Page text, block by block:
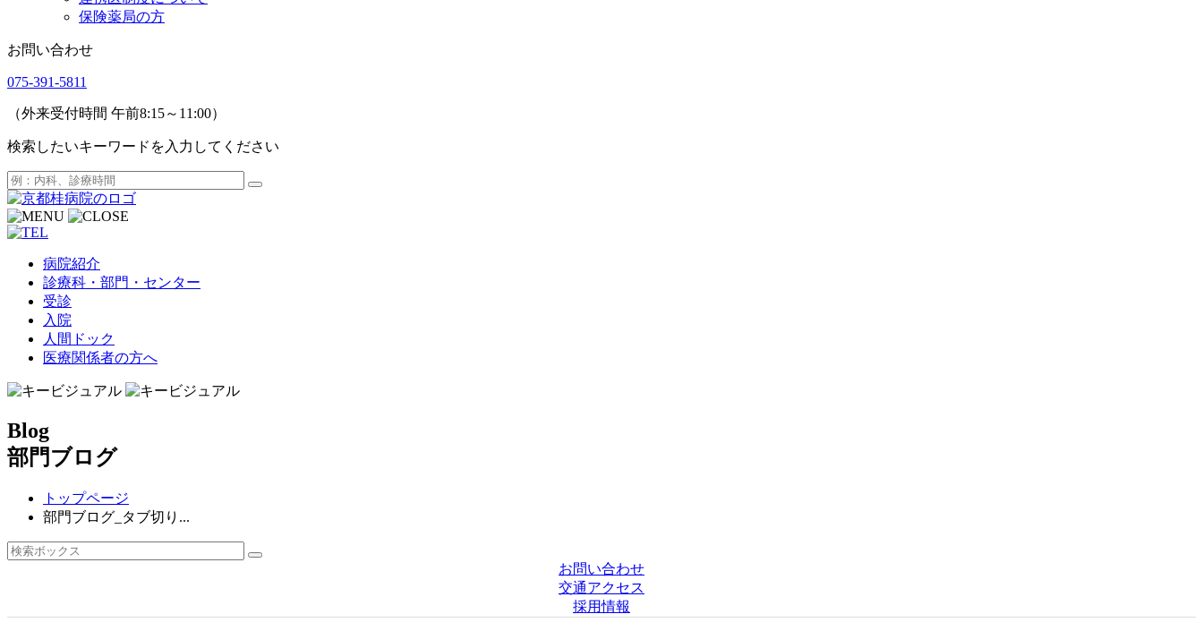
保険薬局の方
お問い合わせ
075-391-5811
（外来受付時間 午前8:15～11:00）
検索したいキーワードを入力してください
病院紹介
診療科・部門・センター
受診
入院
人間ドック
医療関係者の方へ
Blog
部門ブログ
トップページ
部門ブログ_タブ切り...
お問い合わせ
交通アクセス
採用情報